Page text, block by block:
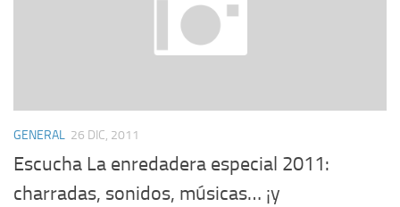
GENERAL 26 DIC, 2011
Escucha La enredadera especial 2011:
charradas, sonidos, músicas… ¡y